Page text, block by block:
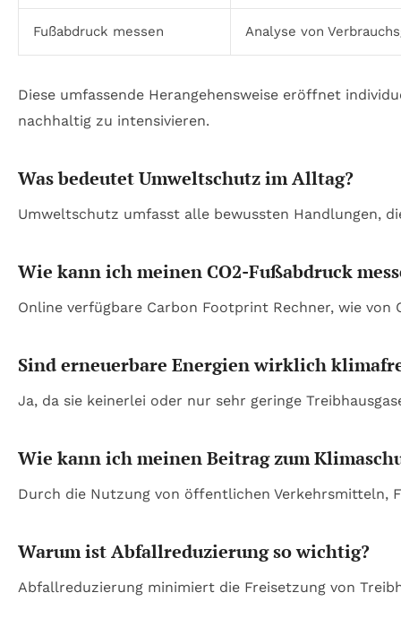
Fußabdruck messen Analyse von
Diese umfassende Herangehensweise eröffnet
nachhaltig zu intensivieren.
Was bedeutet Umweltschutz im Alltag?
Umweltschutz umfasst alle bewussten Handlungen,
Wie kann ich meinen CO2-Fußabdruck
Online verfügbare Carbon Footprint Rechner, wie
Sind erneuerbare Energien wirklich
Ja, da sie keinerlei oder nur sehr geringe
Wie kann ich meinen Beitrag zum
Durch die Nutzung von öffentlichen Verkehrsmitteln,
Warum ist Abfallreduzierung so wichtig?
Abfallreduzierung minimiert die Freisetzung von